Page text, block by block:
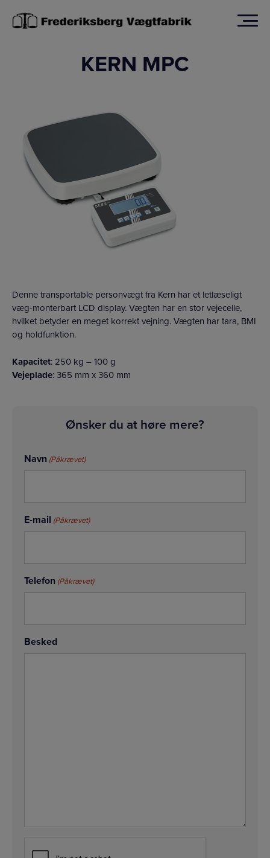
indholdet
KERN MPC
Denne transportable personvægt fra Kern har et letlæseligt
væg-monterbart LCD display. Vægten har en stor vejecelle,
hvilket betyder en meget korrekt vejning. Vægten har tara, BMI
og holdfunktion.
Kapacitet: 250 kg – 100 g
Vejeplade: 365 mm x 360 mm
Ønsker du at høre mere?
Navn (Påkrævet)
E-mail (Påkrævet)
Telefon (Påkrævet)
Besked